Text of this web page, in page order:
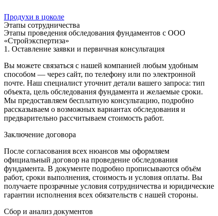
Продухи в цоколе
Этапы сотрудничества
Этапы проведения обследования фундаментов с ООО
«Стройэкспертиза»
1. Оставление заявки и первичная консультация
Вы можете связаться с нашей компанией любым удобным
способом — через сайт, по телефону или по электронной
почте. Наш специалист уточнит детали вашего запроса: тип
объекта, цель обследования фундамента и желаемые сроки.
Мы предоставляем бесплатную консультацию, подробно
рассказываем о возможных вариантах обследования и
предварительно рассчитываем стоимость работ.
Заключение договора
После согласования всех нюансов мы оформляем
официальный договор на проведение обследования
фундамента. В документе подробно прописываются объём
работ, сроки выполнения, стоимость и условия оплаты. Вы
получаете прозрачные условия сотрудничества и юридические
гарантии исполнения всех обязательств с нашей стороны.
Сбор и анализ документов